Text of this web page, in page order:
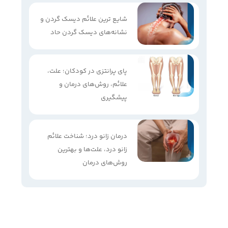
شایع ترین علائم دیسک گردن و
نشانه‌های دیسک گردن حاد
پای پرانتزی در کودکان؛ علت،
علائم، روش‌های درمان و
پیشگیری
درمان زانو درد؛ شناخت علائم
زانو درد، علت‌ها و بهترین
روش‌های درمان